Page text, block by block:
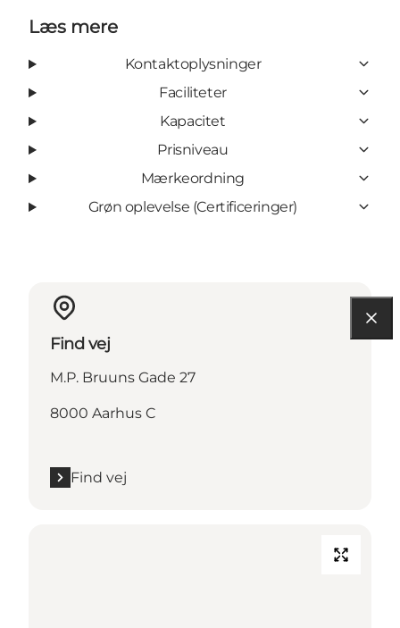
Læs mere
Kontaktoplysninger
Faciliteter
Kapacitet
Prisniveau
Mærkeordning
Grøn oplevelse (Certificeringer)
Find vej
M.P. Bruuns Gade 27
8000 Aarhus C
Find vej